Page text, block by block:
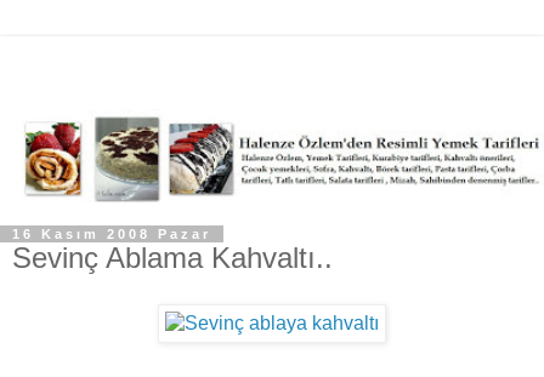
16 Kasım 2008 Pazar
Sevinç Ablama Kahvaltı..